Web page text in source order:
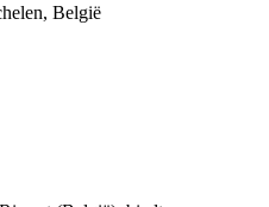
België